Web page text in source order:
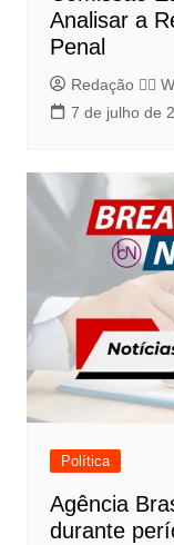
Analisar a
Penal
Redação 👨‍⚖️​
7 de julho de
Política
Agência
durante